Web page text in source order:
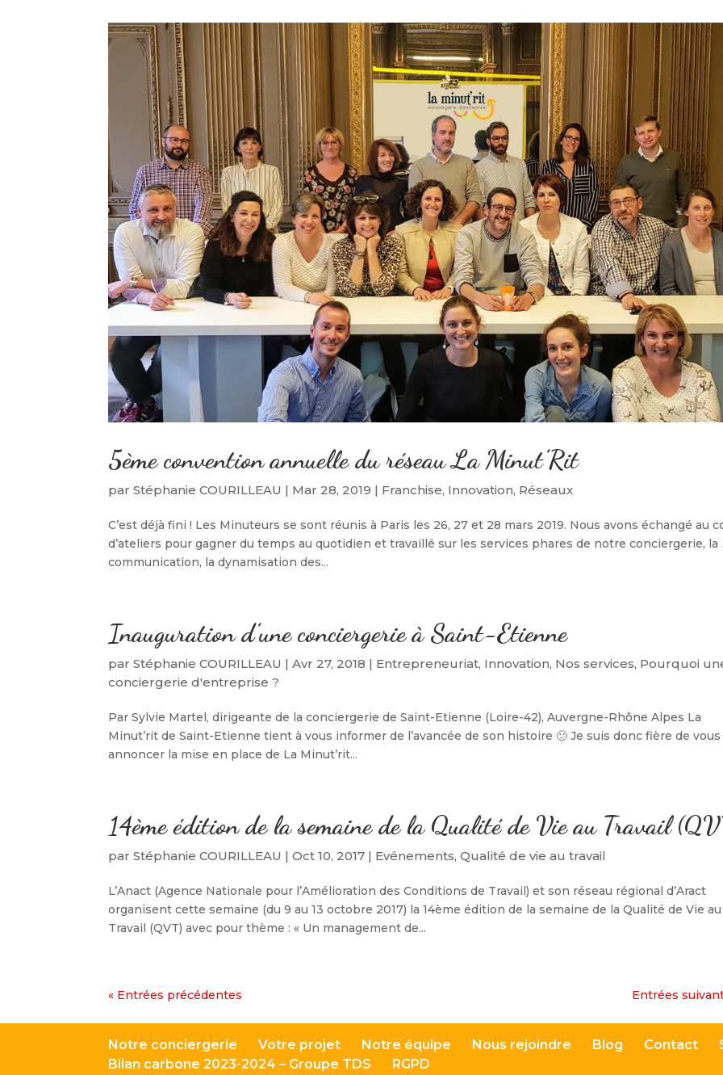
5ème convention annuelle du réseau La Minut’Rit
parStéphanie COURILLEAU | Mar 28, 2019 | Franchise, Innovation, Réseaux
C’est déjà fini ! Les Minuteurs se sont réunis à Paris les 26, 27 et 28 mars 2019. Nous avons échangé au
d’ateliers pour gagner du temps au quotidien et travaillé sur les services phares de notre conciergerie, la
communication, la dynamisation des...
Inauguration d’une conciergerie à Saint-Etienne
parStéphanie COURILLEAU |Avr 27, 2018 | Entrepreneuriat, Innovation, Nos services, Pourquoi
conciergerie d'entreprise ?
Par Sylvie Martel, dirigeante de la conciergerie de Saint-Etienne (Loire-42), Auvergne-Rhône Alpes La
Minut’rit de Saint-Etienne tient à vous informer de l’avancée de son histoire 🙂 Je suis donc fière de vous
annoncer la mise en place de La Minut’rit...
14ème édition de la semaine de la Qualité de Vie au Travail
parStéphanie COURILLEAU |Oct 10, 2017 | Evénements,Qualité de vie au travail
L’Anact (Agence Nationale pour l’Amélioration des Conditions de Travail) et son réseau régional d’Aract
organisent cette semaine (du 9 au 13 octobre 2017) la 14ème édition de la semaine de la Qualité de Vie au
Travail (QVT) avec pour thème : « Un management de...
« Entrées précédentes Entrées
Notre conciergerie Votre projet Notre équipe Nous rejoindre Blog Contact
Bilan carbone 2023-2024 – Groupe TDS
RGPD